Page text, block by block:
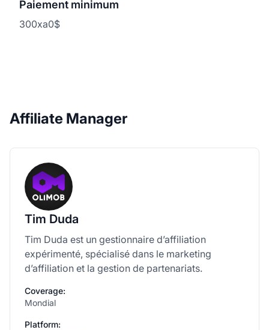
Paiement minimum
300xa0$
Affiliate Manager
Tim Duda
Tim Duda est un gestionnaire d’affiliation
expérimenté, spécialisé dans le marketing
d’affiliation et la gestion de partenariats.
Coverage:
Mondial
Platform: